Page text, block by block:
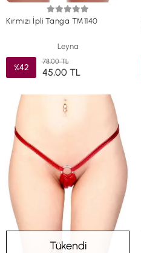
Kırmızı İpli Tanga TM1140
Leyna
%42
78,00 TL
45,00 TL
Tükendi